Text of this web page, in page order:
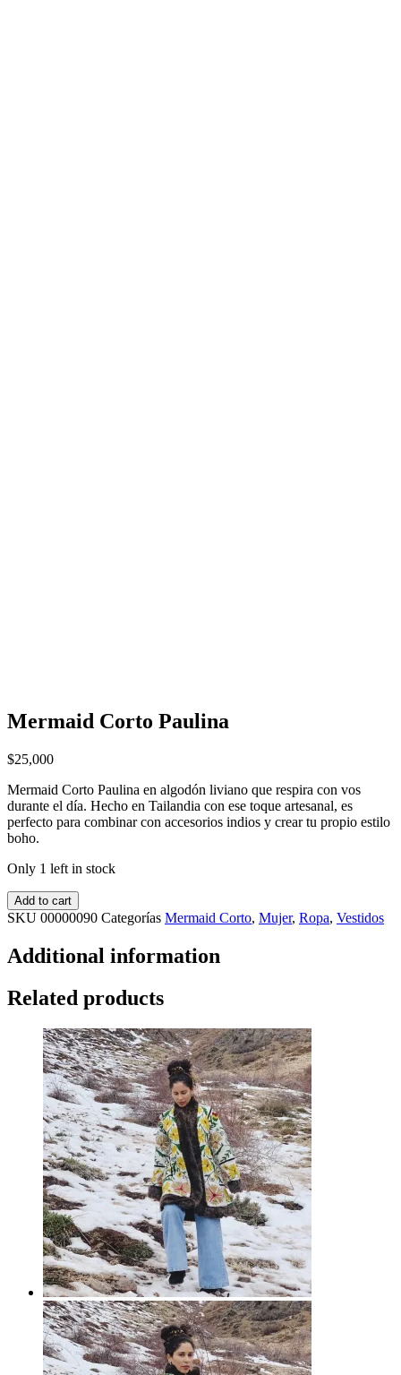
Mermaid Corto Paulina
$25,000
Mermaid Corto Paulina en algodón liviano que respira con vos
durante el día. Hecho en Tailandia con ese toque artesanal, es
perfecto para combinar con accesorios indios y crear tu propio estilo
boho.
Only 1 left in stock
Add to cart
SKU 00000090 Categorías Mermaid Corto, Mujer, Ropa, Vestidos
Additional information
Related products